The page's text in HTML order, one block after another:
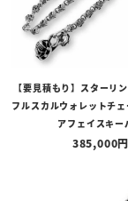
【要見積もり】スターリ
フルスカルウォレットチ
アフェイスキー
385,000